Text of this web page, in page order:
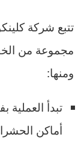
تتبع شركة
مجموعة من
ومنها:
تبدأ
أماكن